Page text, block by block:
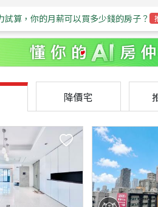
試算，你的月薪可以買多少錢的房子？
降價宅